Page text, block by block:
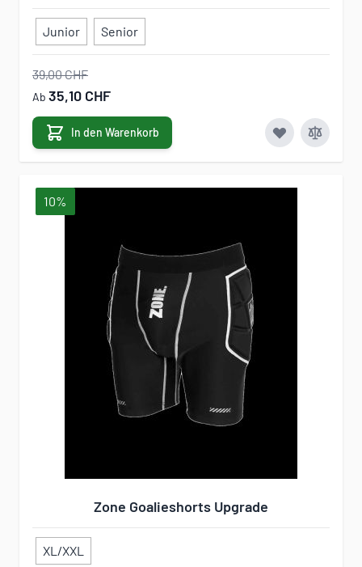
Junior Senior
39,00 CHF
Ab 35,10 CHF
In den Warenkorb
10%
Zone Goalieshorts Upgrade
XL/XXL